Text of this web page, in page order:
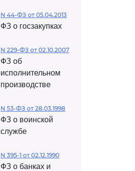
N 44-ФЗ от 05.04.2013
ФЗ о госзакупках
N 229-ФЗ от 02.10.2007
ФЗ об
исполнительном
производстве
N 53-ФЗ от 28.03.1998
ФЗ о воинской
службе
N 395-1 от 02.12.1990
ФЗ о банках и